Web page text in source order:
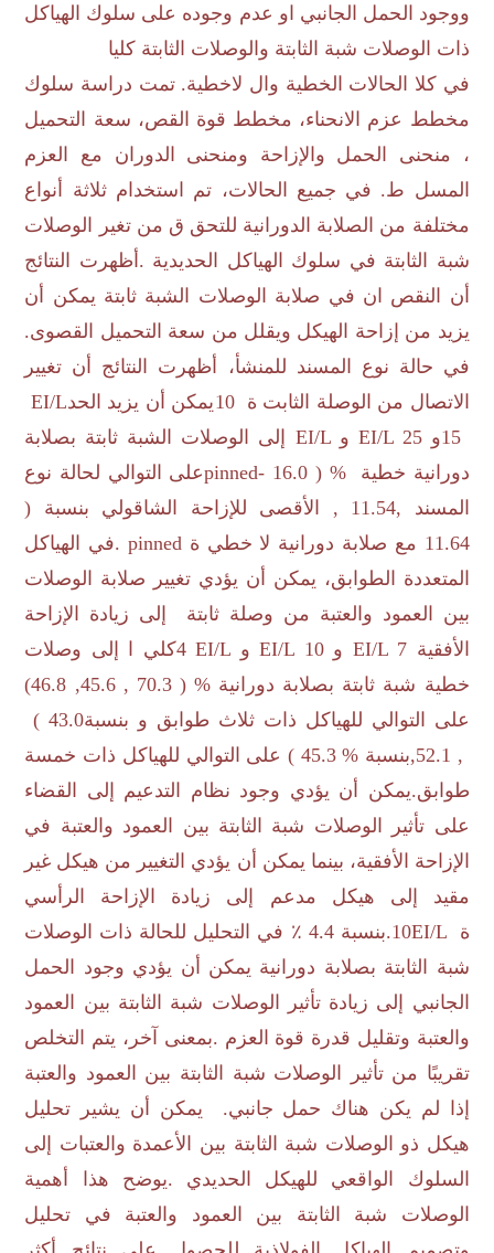
ووجود الحمل الجانبي او عدم وجوده على سلوك الهياكل
ذات الوصلات شبة الثابتة والوصلات الثابتة كليا
في كلا الحالات الخطية وال لاخطية. تمت دراسة سلوك
مخطط عزم الانحناء، مخطط قوة القص، سعة التحميل
، منحنى الحمل والإزاحة ومنحنى الدوران مع العزم
المسل ط. في جميع الحالات، تم استخدام ثلاثة أنواع
مختلفة من الصلابة الدورانية للتحق ق من تغير الوصلات
شبة الثابتة في سلوك الهياكل الحديدية.أظهرت النتائج
أن النقص ان في صلابة الوصلات الشبة ثابتة يمكن أن
يزيد من إزاحة الهيكل ويقلل من سعة التحميل القصوى.
في حالة نوع المسند للمنشأ، أظهرت النتائج أن تغيير
الاتصال من الوصلة الثابت ة 10يمكن أن يزيد الحدEI/L
15وEI/L 25و EI/Lإلى الوصلات الشبة ثابتة بصلابة
دورانية خطيةpinned- 16.0 ) %على التوالي لحالة نوع
المسند ,11.54 , الأقصى للإزاحة الشاقولي بنسبة (
11.64 مع صلابة دورانية لا خطي ة
. pinnedفي الهياكل
المتعددة الطوابق، يمكن أن يؤدي تغيير صلابة الوصلات
بين العمود والعتبة من وصلة ثابتة إلى زيادة الإزاحة
الأفقيةEI/L 7و EI/L 10و EI/L
4كلي ا إلى وصلات
خطية شبة ثابتة بصلابة دورانية(46.8 ,45.6 , 70.3 ) %
على التوالي للهياكل ذات ثلاث طوابق و بنسبة( 43.0
,52.1 ,بنسبة( 45.3 % على التوالي للهياكل ذات خمسة
طوابق.يمكن أن يؤدي وجود نظام التدعيم إلى القضاء
على تأثير الوصلات شبة الثابتة بين العمود والعتبة في
الإزاحة الأفقية، بينما يمكن أن يؤدي التغيير من هيكل غير
مقيد إلى هيكل مدعم إلى زيادة الإزاحة الرأسي
ة.10EI/Lبنسبة4.4٪ في التحليل للحالة ذات الوصلات
شبة الثابتة بصلابة دورانية يمكن أن يؤدي وجود الحمل
الجانبي إلى زيادة تأثير الوصلات شبة الثابتة بين العمود
والعتبة وتقليل قدرة قوة العزم .بمعنى آخر، يتم التخلص
تقريبًا من تأثير الوصلات شبة الثابتة بين العمود والعتبة
إذا لم يكن هناك حمل جانبي.يمكن أن يشير تحليل
هيكل ذو الوصلات شبة الثابتة بين الأعمدة والعتبات إلى
السلوك الواقعي للهيكل الحديدي.
يوضح هذا أهمية
الوصلات شبة الثابتة بين العمود والعتبة في تحليل